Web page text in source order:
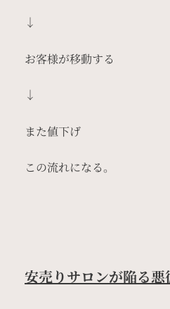
↓
お客様が移動する
↓
また値下げ
この流れになる。
安売りサロンが陥る悪